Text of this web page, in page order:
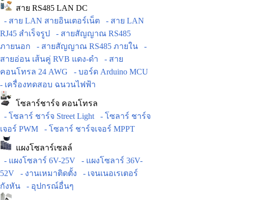
สาย RS485 LAN DC
- สาย LAN สายอินเตอร์เน็ต
- สาย LAN
RJ45 สำเร็จรูป
- สายสัญญาณ RS485
ภายนอก
- สายสัญญาณ RS485 ภายใน
-
สายอ่อน เส้นคู่ RVB แดง-ดำ
- สาย
คอนโทรล 24 AWG
- บอร์ด Arduino MCU
- เครื่องทดสอบ ฉนวนไฟฟ้า
โซลาร์ชาร์จ คอนโทรล
- โซลาร์ ชาร์จ Street Light
- โซลาร์ ชาร์จ
เจอร์ PWM
- โซลาร์ ชาร์จเจอร์ MPPT
แผงโซลาร์เซลล์
- แผงโซลาร์ 6V-25V
- แผงโซลาร์ 36V-
52V
- งานเหมาติดตั้ง
- เจนเนอเรเตอร์
กังหัน
- อุปกรณ์อื่นๆ